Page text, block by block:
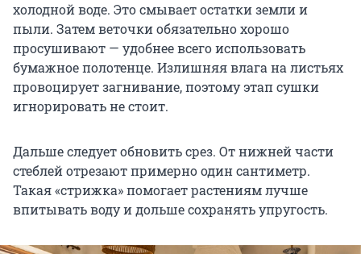
холодной воде. Это смывает остатки земли и
пыли. Затем веточки обязательно хорошо
просушивают — удобнее всего использовать
бумажное полотенце. Излишняя влага на листьях
провоцирует загнивание, поэтому этап сушки
игнорировать не стоит.
Дальше следует обновить срез. От нижней части
стеблей отрезают примерно один сантиметр.
Такая «стрижка» помогает растениям лучше
впитывать воду и дольше сохранять упругость.